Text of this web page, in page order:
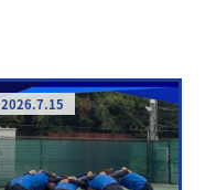
2026.7.15